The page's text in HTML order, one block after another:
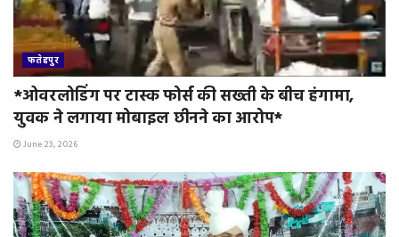
फतेहपुर
*ओवरलोडिंग पर टास्क फोर्स की सख्ती के बीच हंगामा,
युवक ने लगाया मोबाइल छीनने का आरोप*
June 23, 2026